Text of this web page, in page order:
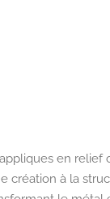
en relief
création à la